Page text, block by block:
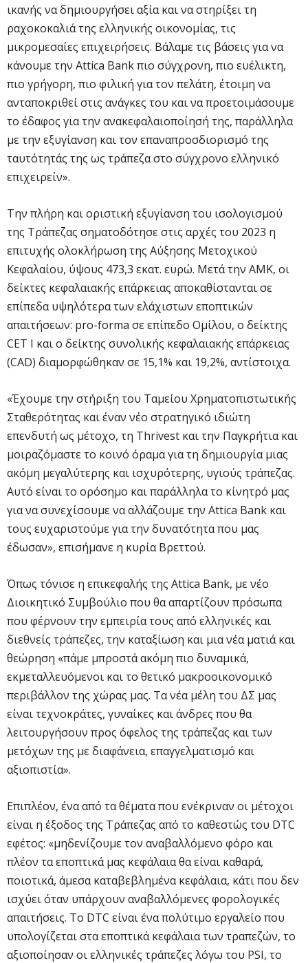
ικανής να δημιουργήσει αξία και να στηρίξει τη
ραχοκοκαλιά της ελληνικής οικονομίας, τις
μικρομεσαίες επιχειρήσεις. Βάλαμε τις βάσεις για να
κάνουμε την Attica Bank πιο σύγχρονη, πιο ευέλικτη,
πιο γρήγορη, πιο φιλική για τον πελάτη, έτοιμη να
ανταποκριθεί στις ανάγκες του και να προετοιμάσουμε
το έδαφος για την ανακεφαλαιοποίησή της, παράλληλα
με την εξυγίανση και τον επαναπροσδιορισμό της
ταυτότητάς της ως τράπεζα στο σύγχρονο ελληνικό
επιχειρείν».
Την πλήρη και οριστική εξυγίανση του ισολογισμού
της Τράπεζας σηματοδότησε στις αρχές του 2023 η
επιτυχής ολοκλήρωση της Αύξησης Μετοχικού
Κεφαλαίου, ύψους 473,3 εκατ. ευρώ. Μετά την ΑΜΚ, οι
δείκτες κεφαλαιακής επάρκειας αποκαθίστανται σε
επίπεδα υψηλότερα των ελάχιστων εποπτικών
απαιτήσεων: pro-forma σε επίπεδο Ομίλου, ο δείκτης
CET Ι και ο δείκτης συνολικής κεφαλαιακής επάρκειας
(CAD) διαμορφώθηκαν σε 15,1% και 19,2%, αντίστοιχα.
«Έχουμε την στήριξη του Ταμείου Χρηματοπιστωτικής
Σταθερότητας και έναν νέο στρατηγικό ιδιώτη
επενδυτή ως μέτοχο, τη Thrivest και την Παγκρήτια και
μοιραζόμαστε το κοινό όραμα για τη δημιουργία μιας
ακόμη μεγαλύτερης και ισχυρότερης, υγιούς τράπεζας.
Αυτό είναι το ορόσημο και παράλληλα το κίνητρό μας
για να συνεχίσουμε να αλλάζουμε την Attica Bank και
τους ευχαριστούμε για την δυνατότητα που μας
έδωσαν», επισήμανε η κυρία Βρεττού.
Όπως τόνισε η επικεφαλής της Attica Bank, με νέο
Διοικητικό Συμβούλιο που θα απαρτίζουν πρόσωπα
που φέρνουν την εμπειρία τους από ελληνικές και
διεθνείς τράπεζες, την καταξίωση και μια νέα ματιά και
θεώρηση «πάμε μπροστά ακόμη πιο δυναμικά,
εκμεταλλευόμενοι και το θετικό μακροοικονομικό
περιβάλλον της χώρας μας. Τα νέα μέλη του ΔΣ μας
είναι τεχνοκράτες, γυναίκες και άνδρες που θα
λειτουργήσουν προς όφελος της τράπεζας και των
μετόχων της με διαφάνεια, επαγγελματισμό και
αξιοπιστία».
Επιπλέον, ένα από τα θέματα που ενέκριναν οι μέτοχοι
είναι η έξοδος της Τράπεζας από το καθεστώς του DTC
εφέτος: «μηδενίζουμε τον αναβαλλόμενο φόρο και
πλέον τα εποπτικά μας κεφάλαια θα είναι καθαρά,
ποιοτικά, άμεσα καταβεβλημένα κεφάλαια, κάτι που δεν
ισχύει όταν υπάρχουν αναβαλλόμενες φορολογικές
απαιτήσεις. Το DTC είναι ένα πολύτιμο εργαλείο που
υπολογίζεται στα εποπτικά κεφάλαια των τραπεζών, το
αξιοποίησαν οι ελληνικές τράπεζες λόγω του PSI, το